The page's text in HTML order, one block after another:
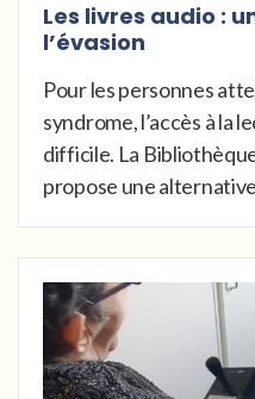
Les livres audio :
l’évasion
Pour les personnes
syndrome, l’accès à la
difficile. La
propose une